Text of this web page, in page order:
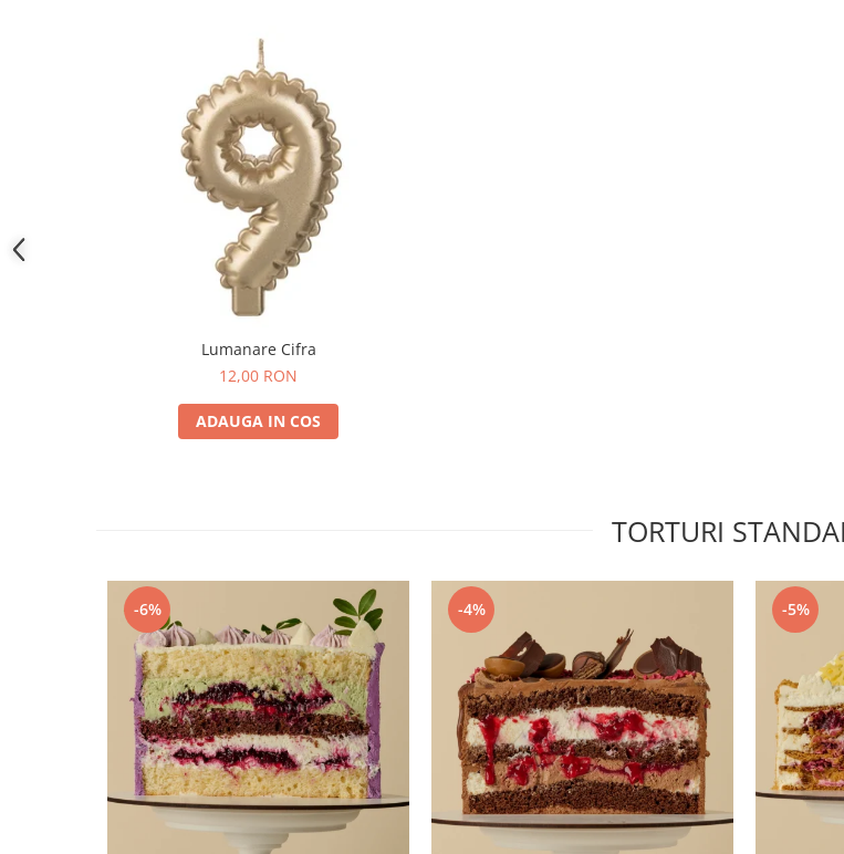
Lumanare Cifra
12,00 RON
ADAUGA IN COS
TORTURI
-6% -4% -5%